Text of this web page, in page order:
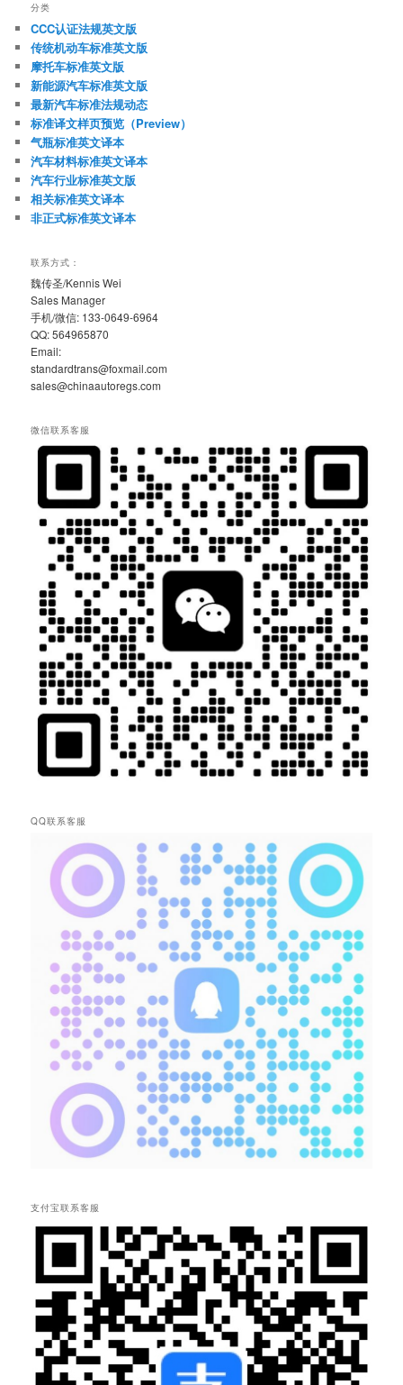
分类
CCC认证法规英文版
传统机动车标准英文版
摩托车标准英文版
新能源汽车标准英文版
最新汽车标准法规动态
标准译文样页预览（Preview）
气瓶标准英文译本
汽车材料标准英文译本
汽车行业标准英文版
相关标准英文译本
非正式标准英文译本
联系方式：
魏传圣/Kennis Wei
Sales Manager
手机/微信: 133-0649-6964
QQ: 564965870
Email:
standardtrans@foxmail.com
sales@chinaautoregs.com
微信联系客服
QQ联系客服
支付宝联系客服